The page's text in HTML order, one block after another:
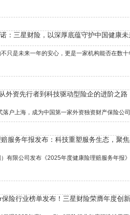
：三星财险，以深厚底蕴守护中国健康未
只是未来一年的安心，更是一家机构能否在数
外资先行者到科技驱动型险企的进阶之路
户上海，成为中国第一家外资独资财产保险公
服务年报发布：科技重塑服务生态，聚
有限公司发布《2025年度健康险理赔服务年报
险行业榜单发布！三星财险荣膺年度创